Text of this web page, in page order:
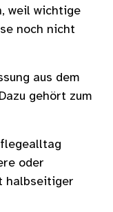
weil wichtige
noch nicht
aus dem
gehört zum
oder
halbseitiger